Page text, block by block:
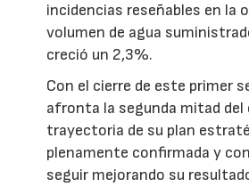
incidencias reseñables en la
volumen de agua
creció un 2,3%.
Con el cierre de este primer
afronta la segunda mitad del
trayectoria de su plan
plenamente confirmada y
seguir mejorando su